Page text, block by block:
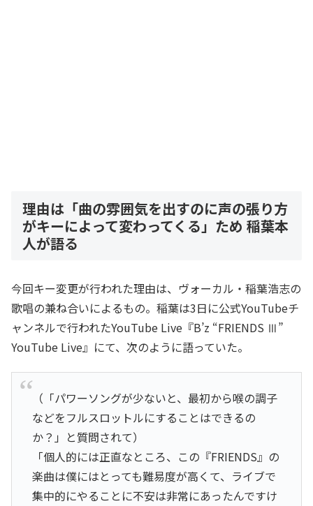
理由は「曲の雰囲気を出すのに声の張り方
がキーによって変わってくる」ため 稲葉本
人が語る
今回キー変更が行われた理由は、ヴォーカル・稲葉浩志の
歌唱の兼ね合いによるもの。稲葉は3日に公式YouTubeチ
ャンネルで行われたYouTube Live『B’z “FRIENDS Ⅲ”
YouTube Live』にて、次のように語っていた。
（「パワーソングが少ないと、最初から喉の調子
などをフルスロットルにすることはできるの
か？」と質問されて）
「個人的には正直なところ、この『FRIENDS』の
楽曲は僕にはとっても難易度が高くて、ライブで
集中的にやることに不安は非常にあったんですけ